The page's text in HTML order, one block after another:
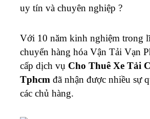
uy tín và chuyên nghiệp ?
Với 10 năm kinh nghiệm trong
chuyển hàng hóa Vận Tải Vạn
cấp dịch vụ Cho Thuê Xe Tải
Tphcm đã nhận được nhiều sự
các chủ hàng.